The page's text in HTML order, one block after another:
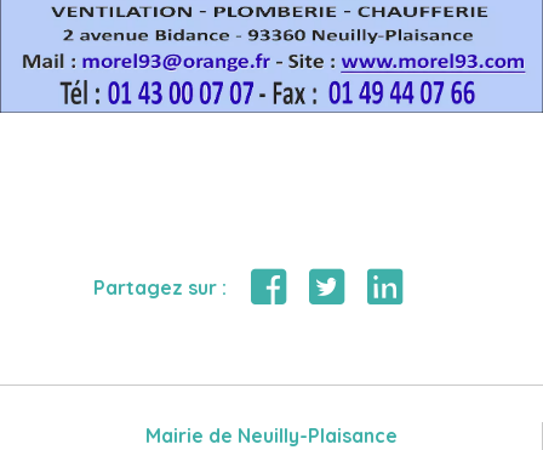
Partagez sur :
Mairie de Neuilly-Plaisance